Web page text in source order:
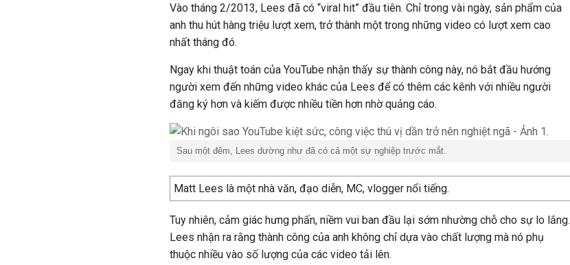
Vào tháng 2/2013, Lees đã có “viral hit” đầu tiên. Chỉ trong vài ngày, sản phẩm của
anh thu hút hàng triệu lượt xem, trở thành một trong những video có lượt xem cao
nhất tháng đó.
Ngay khi thuật toán của YouTube nhận thấy sự thành công này, nó bắt đầu hướng
người xem đến những video khác của Lees để có thêm các kênh với nhiều người
đăng ký hơn và kiếm được nhiều tiền hơn nhờ quảng cáo.
Sau một đêm, Lees dường như đã có cả một sự nghiệp trước mắt.
Matt Lees là một nhà văn, đạo diễn, MC, vlogger nổi tiếng.
Tuy nhiên, cảm giác hưng phấn, niềm vui ban đầu lại sớm nhường chỗ cho sự lo lắng.
Lees nhận ra rằng thành công của anh không chỉ dựa vào chất lượng mà nó phụ
thuộc nhiều vào số lượng của các video tải lên.